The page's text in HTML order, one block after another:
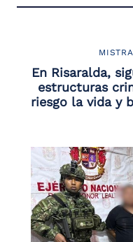
En Risaralda,
estructuras
riesgo la vida y